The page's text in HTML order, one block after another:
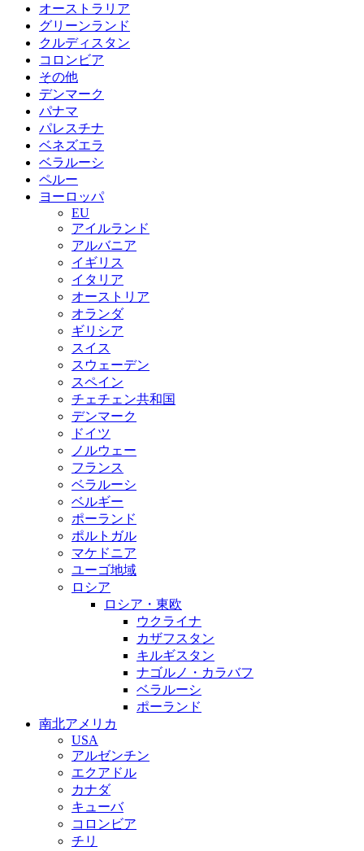
オーストラリア
グリーンランド
クルディスタン
コロンビア
その他
デンマーク
パナマ
パレスチナ
ベネズエラ
ベラルーシ
ペルー
ヨーロッパ
EU
アイルランド
アルバニア
イギリス
イタリア
オーストリア
オランダ
ギリシア
スイス
スウェーデン
スペイン
チェチェン共和国
デンマーク
ドイツ
ノルウェー
フランス
ベラルーシ
ベルギー
ポーランド
ポルトガル
マケドニア
ユーゴ地域
ロシア
ロシア・東欧
ウクライナ
カザフスタン
キルギスタン
ナゴルノ・カラバフ
ベラルーシ
ポーランド
南北アメリカ
USA
アルゼンチン
エクアドル
カナダ
キューバ
コロンビア
チリ